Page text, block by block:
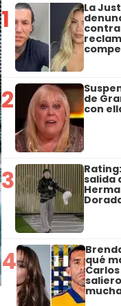
1 La
contra
2 de
con
3 salida
4 qué